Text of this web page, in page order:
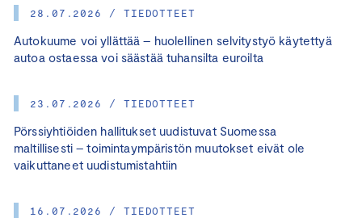
28.07.2026 / TIEDOTTEET
Autokuume voi yllättää – huolellinen selvitystyö käytettyä
autoa ostaessa voi säästää tuhansilta euroilta
23.07.2026 / TIEDOTTEET
Pörssiyhtiöiden hallitukset uudistuvat Suomessa
maltillisesti – toimintaympäristön muutokset eivät ole
vaikuttaneet uudistumistahtiin
16.07.2026 / TIEDOTTEET